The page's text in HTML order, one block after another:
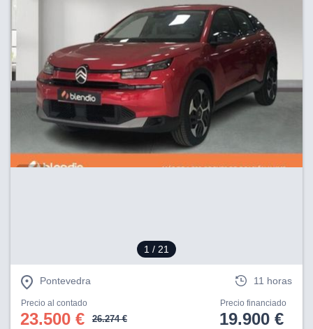
1 / 21
Pontevedra 11 horas
Precio al contado
23.500 € 26.274 €
Precio financiado
19.900 €